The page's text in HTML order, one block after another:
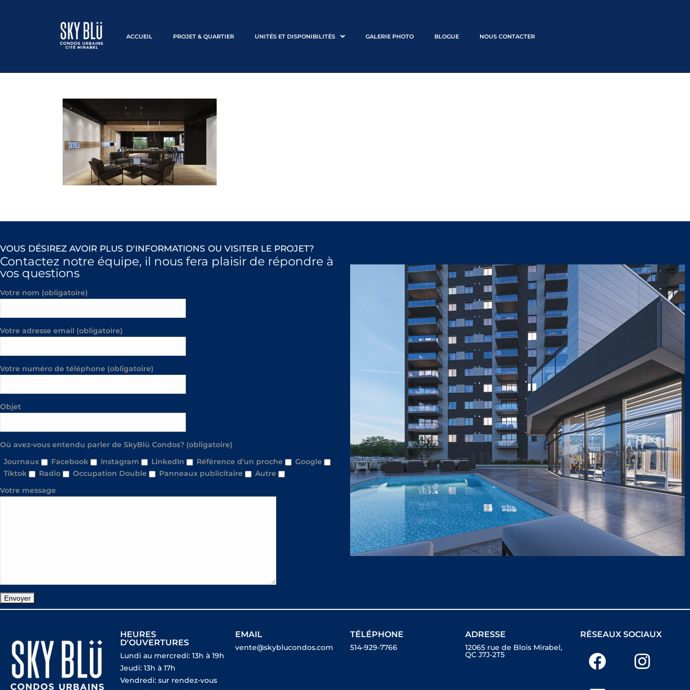
ACCUEIL PROJET & QUARTIER UNITÉS ET DISPONIBILITÉS GALERIE PHOTO BLOGUE NOUS CONTACTER
VOUS DÉSIREZ AVOIR PLUS D'INFORMATIONS OU VISITER LE PROJET?
Contactez notre équipe, il nous fera plaisir de répondre à
vos questions
Votre nom (obligatoire)
Votre adresse email (obligatoire)
Votre numéro de téléphone (obligatoire)
Objet
Où avez-vous entendu parler de SkyBlü Condos? (obligatoire)
Journaux
Facebook Instagram LinkedIn Référence d'un proche
Google
Tiktok
Radio Occupation Double Panneaux publicitaire
Autre
Votre message
HEURES
D'OUVERTURES
Lundi au mercredi: 13h à 19h
Jeudi: 13h à 17h
Vendredi: sur rendez-vous
EMAIL
vente@skyblucondos.com
TÉLÉPHONE
514-929-7766
ADRESSE
12065 rue de Blois Mirabel,
QC J7J-2T5
RÉSEAUX SOCIAUX